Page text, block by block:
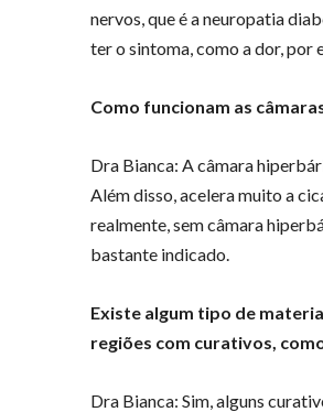
nervos, que é a neuropatia
ter o sintoma, como a dor, por
Como funcionam as
Dra Bianca: A câmara
Além disso, acelera muito a
realmente, sem câmara
bastante indicado.
Existe algum tipo de
regiões com curativos,
Dra Bianca: Sim, alguns